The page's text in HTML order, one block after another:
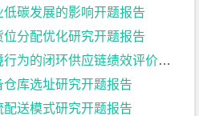
碳发展的影响开题报告
位分配优化研究开题报告
闭环供应链绩效评价研究开题报告
库选址研究开题报告
送模式研究开题报告